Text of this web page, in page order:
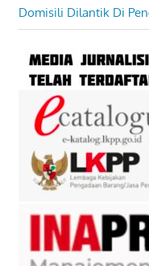
Post:
Domisili Dilantik Di